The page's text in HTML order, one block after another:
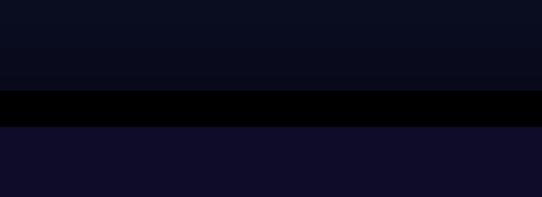
Разделы